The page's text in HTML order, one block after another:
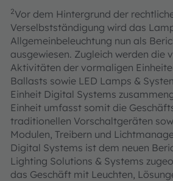
2Vor dem Hintergrund der
Verselbstständigung wird das
Allgemeinbeleuchtung nun als
ausgewiesen. Zugleich werden die
Aktivitäten der vormaligen
Ballasts sowie LED Lamps &
Einheit Digital Systems
Einheit umfasst somit die
traditionellen Vorschaltgeräten
Modulen, Treibern und
Digital Systems ist dem neuen
Lighting Solutions & Systems
das Geschäft mit Leuchten,